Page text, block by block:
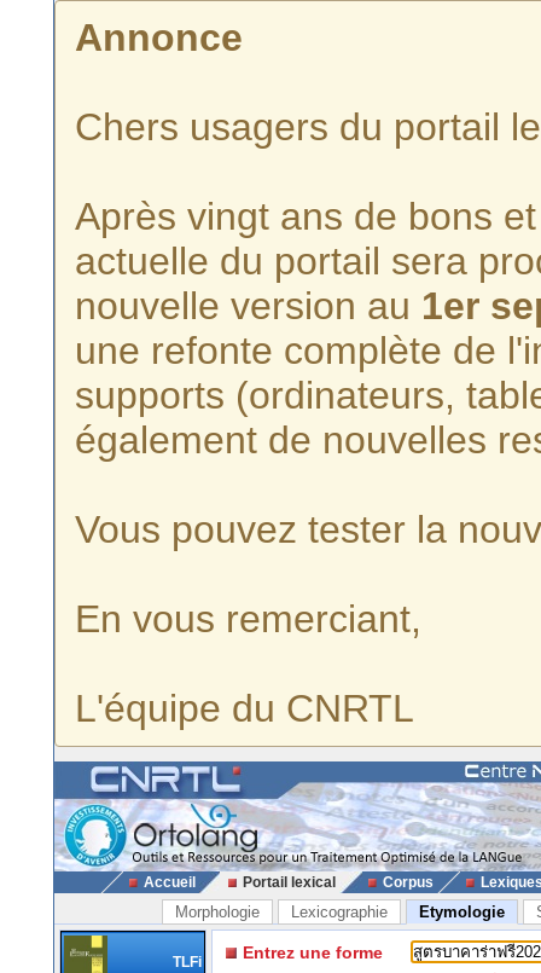
Annonce
Chers usagers du portail
Après vingt ans de bons
actuelle du portail sera
nouvelle version au 1er
une refonte complète de
supports (ordinateurs,
également de nouvelles
Vous pouvez tester la
En vous remerciant,
L'équipe du CNRTL
Accueil Portail lexical Corpus
Morphologie Lexicographie Etymologie
TLFi Entrez une forme